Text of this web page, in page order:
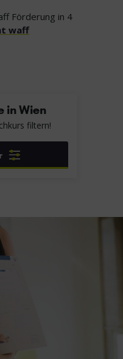
Förderung in 4
waff
in Wien
filtern!